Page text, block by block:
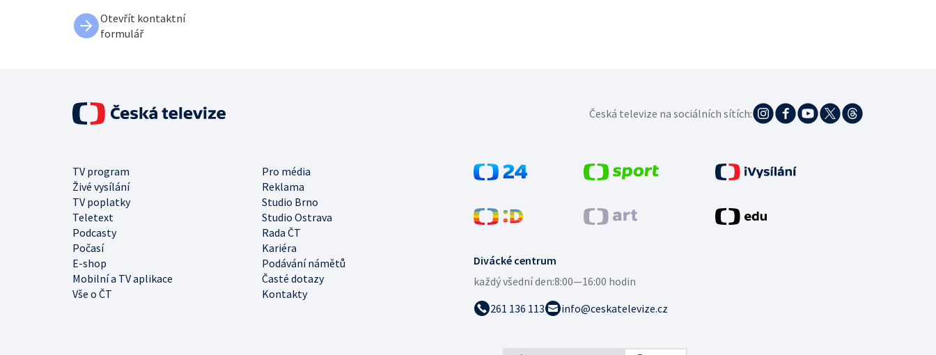
Otevřít kontaktní
formulář
Divácké centrum
každý všední den:8:00—16:00 hodin
261 136 113
info@ceskatelevize.cz
TV program
Pro média
Živé vysílání
Reklama
TV poplatky
Studio Brno
Teletext
Studio Ostrava
Podcasty
Rada ČT
Počasí
Kariéra
E-shop
Podávání námětů
Mobilní a TV aplikace
Časté dotazy
Vše o ČT
Kontakty
Česká televize na sociálních sítích: